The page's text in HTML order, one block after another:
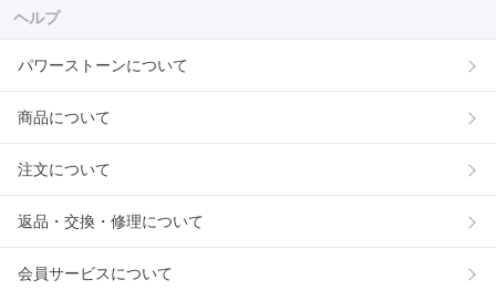
ヘルプ
パワーストーンについて
商品について
注文について
返品・交換・修理について
会員サービスについて